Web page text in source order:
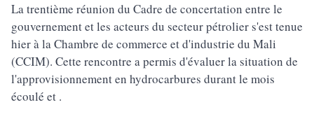
La trentième réunion du Cadre de concertation entre le
gouvernement et les acteurs du secteur pétrolier s'est tenue
hier à la Chambre de commerce et d'industrie du Mali
(CCIM). Cette rencontre a permis d'évaluer la situation de
l'approvisionnement en hydrocarbures durant le mois
écoulé et .